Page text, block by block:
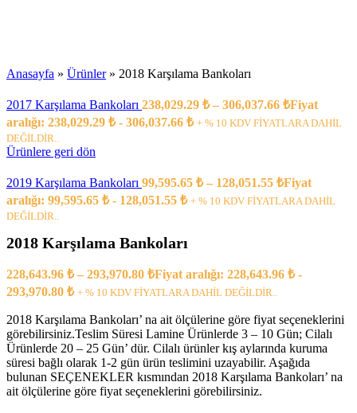
Anasayfa » Ürünler» 2018 Karşılama Bankoları
2017 Karşılama Bankoları 238,029.29 ₺ – 306,037.66 ₺Fiyat
aralığı: 238,029.29 ₺ - 306,037.66 ₺ + % 10 KDV FİYATLARA DAHİL
DEĞİLDİR..
Ürünlere geri dön
2019 Karşılama Bankoları 99,595.65 ₺ – 128,051.55 ₺Fiyat
aralığı: 99,595.65 ₺ - 128,051.55 ₺ + % 10 KDV FİYATLARA DAHİL
DEĞİLDİR..
2018 Karşılama Bankoları
228,643.96 ₺ – 293,970.80 ₺Fiyat aralığı: 228,643.96 ₺ -
293,970.80 ₺ + % 10 KDV FİYATLARA DAHİL DEĞİLDİR..
2018 Karşılama Bankoları’ na ait ölçülerine göre fiyat seçeneklerini
görebilirsiniz.Teslim Süresi Lamine Ürünlerde 3 – 10 Gün; Cilalı
Ürünlerde 20 – 25 Gün’ dür. Cilalı ürünler kış aylarında kuruma
süresi bağlı olarak 1-2 gün ürün teslimini uzayabilir. Aşağıda
bulunan SEÇENEKLER kısmından 2018 Karşılama Bankoları’ na
ait ölçülerine göre fiyat seçeneklerini görebilirsiniz.